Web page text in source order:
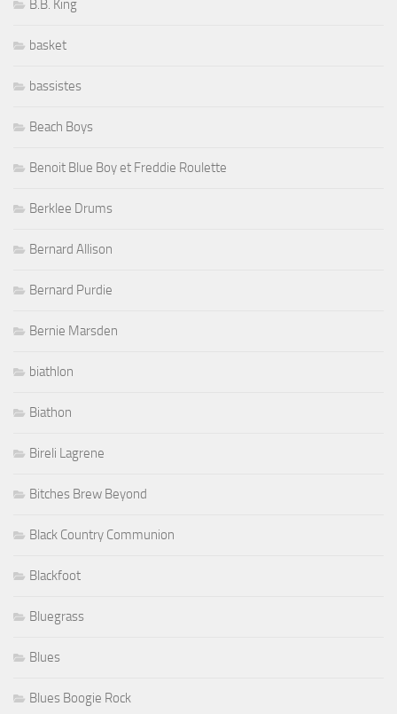
B.B. King
basket
bassistes
Beach Boys
Benoit Blue Boy et Freddie Roulette
Berklee Drums
Bernard Allison
Bernard Purdie
Bernie Marsden
biathlon
Biathon
Bireli Lagrene
Bitches Brew Beyond
Black Country Communion
Blackfoot
Bluegrass
Blues
Blues Boogie Rock